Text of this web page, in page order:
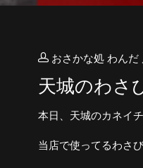
おさかな処 わんだ
天城のわさ
本日、天城のカネイ
当店で使ってるわさ